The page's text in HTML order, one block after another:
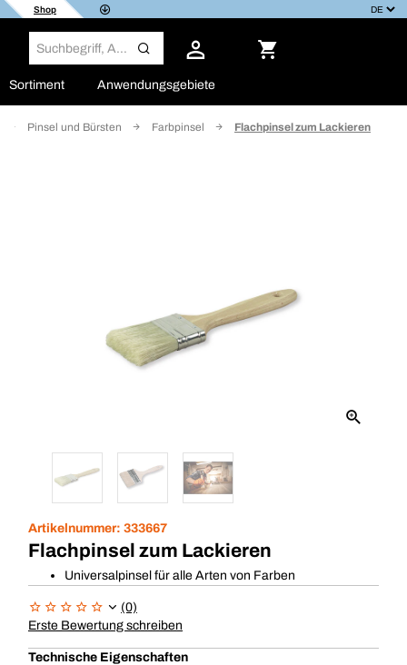
Shop
Sortiment Anwendungsgebiete
Pinsel und Bürsten Farbpinsel Flachpinsel zum Lackieren
Artikelnummer: 333667
Flachpinsel zum Lackieren
Universalpinsel für alle Arten von Farben
(0)
Erste Bewertung schreiben
Technische Eigenschaften